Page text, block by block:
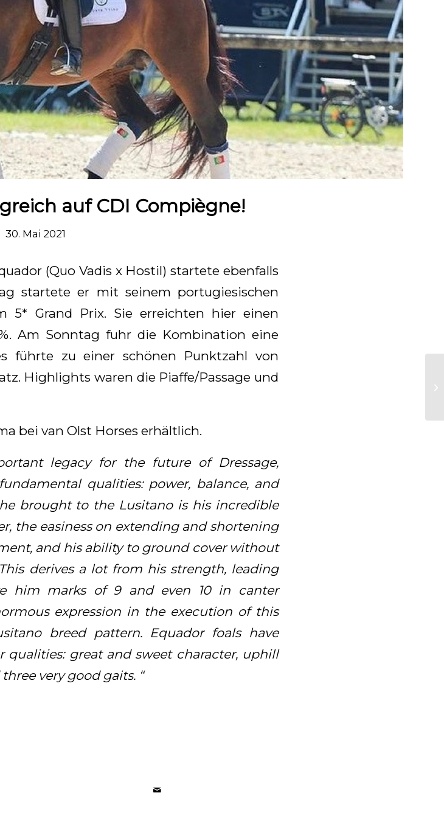
auf CDI Compiègne!
30. Mai 2021
(Quo Vadis x Hostil) startete ebenfalls
startete er mit seinem portugiesischen
5* Grand Prix. Sie erreichten hier einen
Am Sonntag fuhr die Kombination eine
führte zu einer schönen Punktzahl von
Highlights waren die Piaffe/Passage und
bei van Olst Horses erhältlich.
legacy for the future of Dressage,
qualities: power, balance, and
brought to the Lusitano is his incredible
the easiness on extending and shortening
and his ability to ground cover without
derives a lot from his strength, leading
him marks of 9 and even 10 in canter
expression in the execution of this
breed pattern. Equador foals have
great and sweet character, uphill
very good gaits. “